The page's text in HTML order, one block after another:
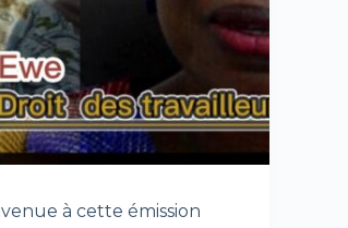
à cette émission